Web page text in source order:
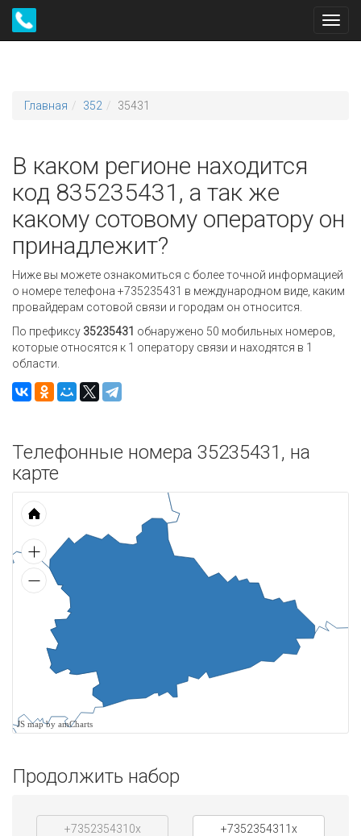
Главная 352 35431
В каком регионе находится
код 835235431, а так же
какому сотовому оператору он
принадлежит?
Ниже вы можете ознакомиться с более точной информацией
о номере телефона +735235431 в международном виде, каким
провайдерам сотовой связи и городам он относится.
По префиксу 35235431 обнаружено 50 мобильных номеров,
которые относятся к 1 оператору связи и находятся в 1
области.
Телефонные номера 35235431, на
карте
JS map by amCharts
Продолжить набор
+7352354310x +7352354311x